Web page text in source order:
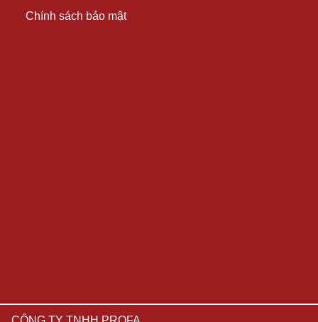
Chính sách bảo mật